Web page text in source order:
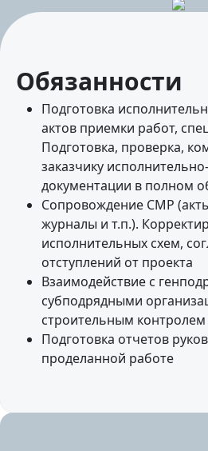
Обязанности
Подготовка
актов приемки работ,
Подготовка, проверка,
заказчику
документации в полном
Сопровождение СМР
журналы и т.п.).
исполнительных схем,
отступлений от проекта
Взаимодействие с
субподрядными
строительным
Подготовка отчетов
проделанной работе